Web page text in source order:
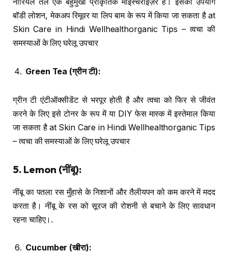
बॉडी लोशन, मेकअप रिमूवर या लिप बाम के रूप में किया जा सकता है at
Skin Care in Hindi Wellhealthorganic Tips – त्वचा की
समस्याओं के लिए घरेलू उपचार
Green Tea (ग्रीन टी):
ग्रीन टी एंटीऑक्सीडेंट से भरपूर होती है और त्वचा को फिर से जीवंत
करने के लिए इसे टोनर के रूप में या DIY फेस मास्क में इस्तेमाल किया
जा सकता है at Skin Care in Hindi Wellhealthorganic Tips
– त्वचा की समस्याओं के लिए घरेलू उपचार
5. Lemon (नींबू):
नींबू का पतला रस मुँहासे के निशानों और तैलीयपन को कम करने में मदद
करता है। नींबू के रस को सूरज की रोशनी से बचाने के लिए सावधान
रहना चाहिए।.
Cucumber (खीरा):